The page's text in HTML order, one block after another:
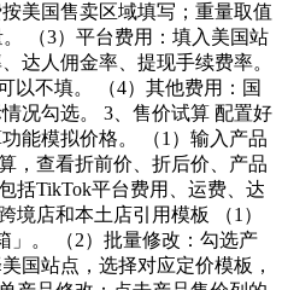
美国售卖区域填写；重量取值
（3）平台费用：填入美国站
达人佣金率、提现手续费率。
以不填。 （4）其他费用：国
况勾选。 3、售价试算 配置好
能模拟价格。 （1）输入产品
，查看折前价、折后价、产品
括TikTok平台费用、运费、达
境店和本土店引用模板 （1）
」。 （2）批量修改：勾选产
国站点，选择对应定价模板，